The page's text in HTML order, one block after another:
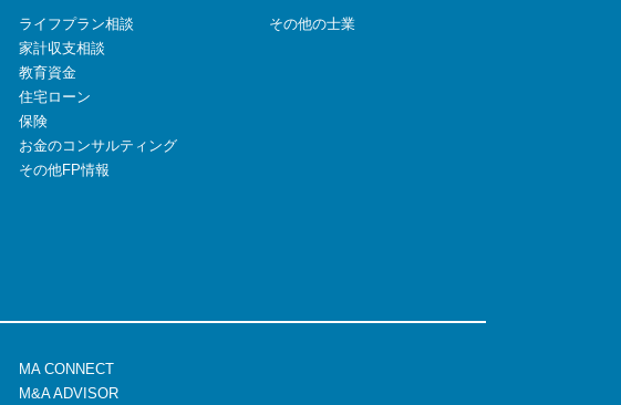
ライフプラン相談
家計収支相談
教育資金
住宅ローン
保険
お金のコンサルティング
その他FP情報
その他の士業
MA CONNECT
M&A ADVISOR